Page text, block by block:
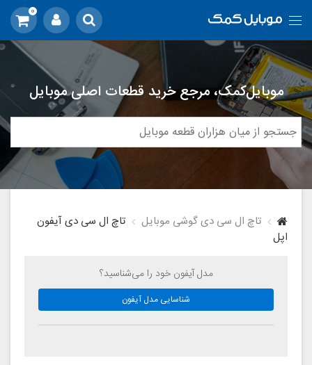
0
موبایل‌کمک، مرجع خرید قطعات اصلی موبایل
تاچ ال سی دی گوشی موبایل
تاچ ال سی دی آیفون
اپل
مدل آیفون خود را می‌شناسید؟
شناسایی مدل آیفون